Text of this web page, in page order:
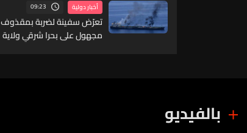
أخبار دولية 09:23
تعرّض سفينة لضربة بمقذوف
مجهول على بحرا شرقي ولاية
بالفيديو